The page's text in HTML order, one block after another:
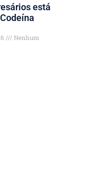
está
Nenhum